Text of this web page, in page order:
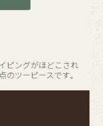
ピングがほどこされ
のツーピースです。